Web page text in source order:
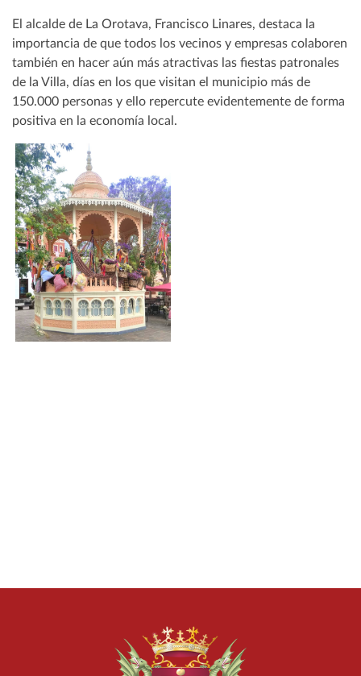
El alcalde de La Orotava, Francisco Linares, destaca la
importancia de que todos los vecinos y empresas colaboren
también en hacer aún más atractivas las fiestas patronales
de la Villa, días en los que visitan el municipio más de
150.000 personas y ello repercute evidentemente de forma
positiva en la economía local.